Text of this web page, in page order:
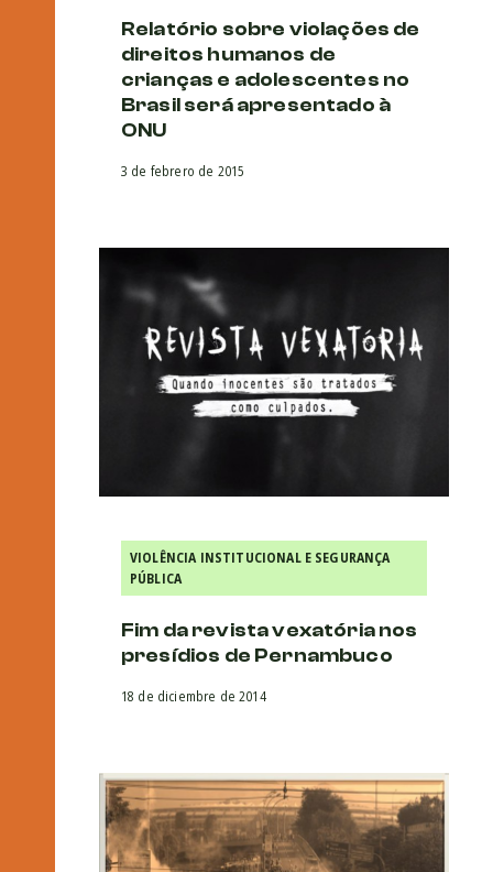
Relatório sobre violações de
direitos humanos de
crianças e adolescentes no
Brasil será apresentado à
ONU
3 de febrero de 2015
VIOLÊNCIA INSTITUCIONAL E SEGURANÇA
PÚBLICA
Fim da revista vexatória nos
presídios de Pernambuco
18 de diciembre de 2014